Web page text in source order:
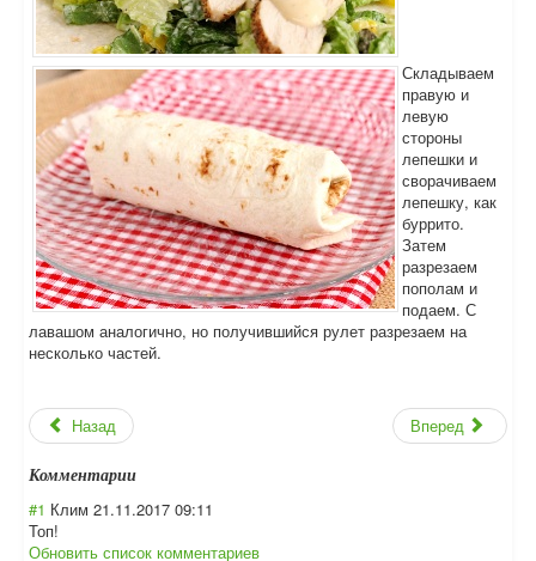
Складываем
правую и
левую
стороны
лепешки и
сворачиваем
лепешку, как
буррито.
Затем
разрезаем
пополам и
подаем. С
лавашом аналогично, но получившийся рулет разрезаем на
несколько частей.
Назад Вперед
Комментарии
#1 Клим 21.11.2017 09:11
Топ!
Обновить список комментариев